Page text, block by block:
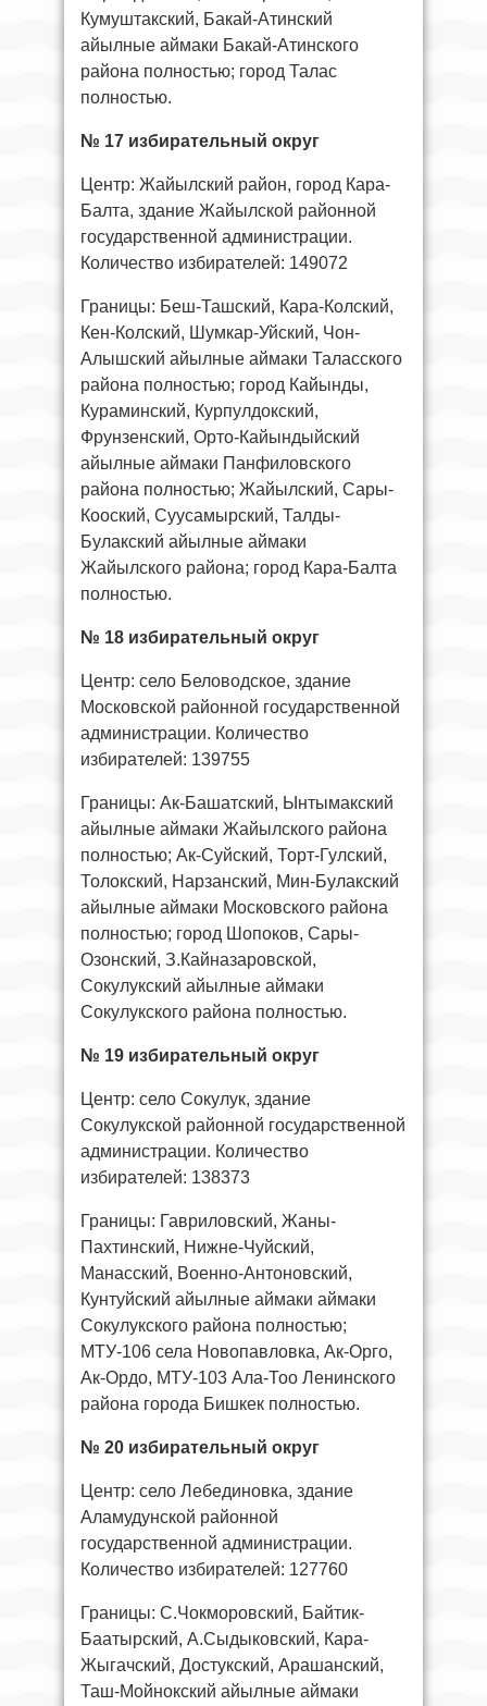
Кумуштакский, Бакай-Атинский
айылные аймаки Бакай-Атинского
района полностью; город Талас
полностью.
№ 17 избирательный округ
Центр: Жайылский район, город Кара-
Балта, здание Жайылской районной
государственной администрации.
Количество избирателей: 149072
Границы: Беш-Ташский, Кара-Колский,
Кен-Колский, Шумкар-Уйский, Чон-
Алышский айылные аймаки Таласского
района полностью; город Кайынды,
Кураминский, Курпулдокский,
Фрунзенский, Орто-Кайындыйский
айылные аймаки Панфиловского
района полностью; Жайылский, Сары-
Кооский, Суусамырский, Талды-
Булакский айылные аймаки
Жайылского района; город Кара-Балта
полностью.
№ 18 избирательный округ
Центр: село Беловодское, здание
Московской районной государственной
администрации. Количество
избирателей: 139755
Границы: Ак-Башатский, Ынтымакский
айылные аймаки Жайылского района
полностью; Ак-Суйский, Торт-Гулский,
Толокский, Нарзанский, Мин-Булакский
айылные аймаки Московского района
полностью; город Шопоков, Сары-
Озонский, З.Кайназаровской,
Сокулукский айылные аймаки
Сокулукского района полностью.
№ 19 избирательный округ
Центр: село Сокулук, здание
Сокулукской районной государственной
администрации. Количество
избирателей: 138373
Границы: Гавриловский, Жаны-
Пахтинский, Нижне-Чуйский,
Манасский, Военно-Антоновский,
Кунтуйский айылные аймаки аймаки
Сокулукского района полностью;
МТУ-106 села Новопавловка, Ак-Орго,
Ак-Ордо, МТУ-103 Ала-Тоо Ленинского
района города Бишкек полностью.
№ 20 избирательный округ
Центр: село Лебединовка, здание
Аламудунской районной
государственной администрации.
Количество избирателей: 127760
Границы: С.Чокморовский, Байтик-
Баатырский, А.Сыдыковский, Кара-
Жыгачский, Достукский, Арашанский,
Таш-Мойнокский айылные аймаки